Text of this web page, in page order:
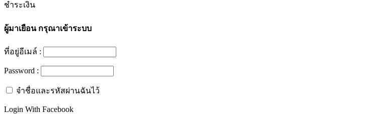
ชำระเงิน
ผู้มาเยือนกรุณาเข้าระบบ
ที่อยู่อีเมล์ :
Password :
จำชื่อและรหัสผ่านฉันไว้
Login With Facebook